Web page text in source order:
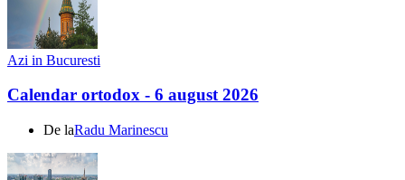
Azi in Bucuresti
Calendar ortodox - 6 august 2026
De laRadu Marinescu